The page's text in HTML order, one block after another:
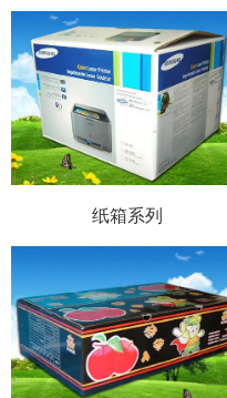
纸箱系列